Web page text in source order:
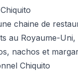
chaine de
au Royaume-
nachos et
Chiquito